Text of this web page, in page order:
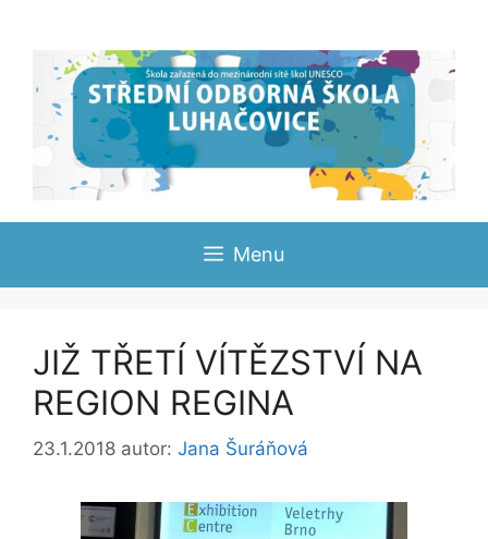
Menu
JIŽ TŘETÍ VÍTĚZSTVÍ NA
REGION REGINA
23.1.2018 autor: Jana Šuráňová